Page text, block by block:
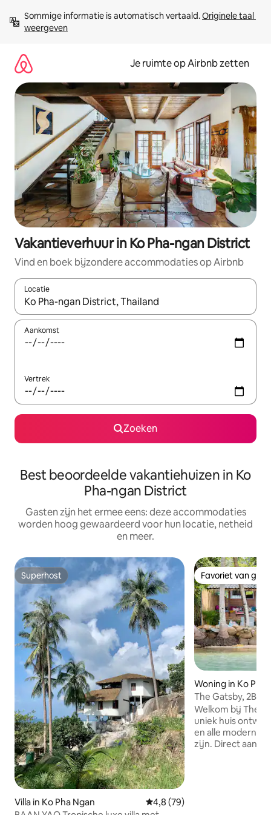
direct
naar
Sommige informatie is automatisch vertaald. Originele taal
weergeven
Je ruimte op Airbnb zetten
Vakantieverhuur in Ko Pha-ngan District
Vind en boek bijzondere accommodaties op Airbnb
Locatie
Wanneer er suggesties beschikbaar zijn, maak je een keuze
Aankomst
Vertrek
Zoeken
Best beoordeelde vakantiehuizen in Ko
Pha-ngan District
Gasten zijn het ermee eens: deze accommodaties
worden hoog gewaardeerd voor hun locatie, netheid
en meer.
Superhost
Superhost
Villa in Ko Pha Ngan Gemiddelde beoordeling van
4,8 (79)
Favoriet van
Favoriet van
Woning in Ko
The Gatsby, 2Br
HIN KONG.
Welkom bij The
uniek huis
en alle moderne
zijn. Direct aan